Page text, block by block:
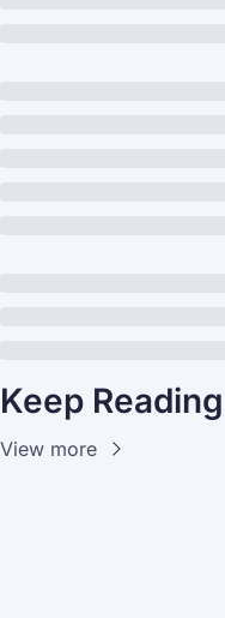
Keep Reading
View more